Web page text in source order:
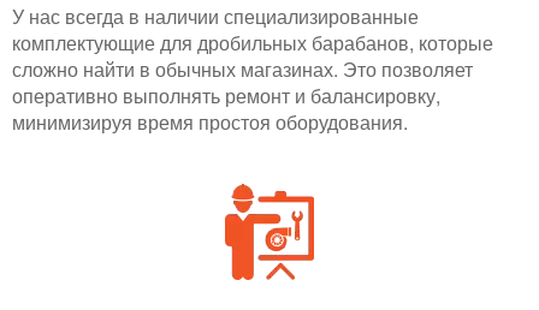
У нас всегда в наличии специализированные
комплектующие для дробильных барабанов, которые
сложно найти в обычных магазинах. Это позволяет
оперативно выполнять ремонт и балансировку,
минимизируя время простоя оборудования.